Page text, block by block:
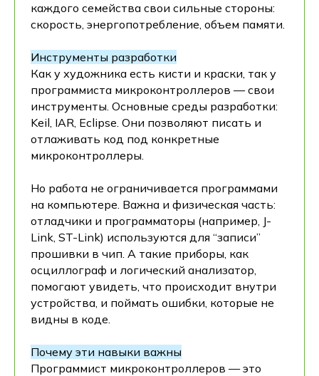
каждого семейства свои сильные стороны:
скорость, энергопотребление, объем памяти.
Инструменты разработки
Как у художника есть кисти и краски, так у
программиста микроконтроллеров — свои
инструменты. Основные среды разработки:
Keil, IAR, Eclipse. Они позволяют писать и
отлаживать код под конкретные
микроконтроллеры.
Но работа не ограничивается программами
на компьютере. Важна и физическая часть:
отладчики и программаторы (например, J-
Link, ST-Link) используются для “записи”
прошивки в чип. А такие приборы, как
осциллограф и логический анализатор,
помогают увидеть, что происходит внутри
устройства, и поймать ошибки, которые не
видны в коде.
Почему эти навыки важны
Программист микроконтроллеров — это